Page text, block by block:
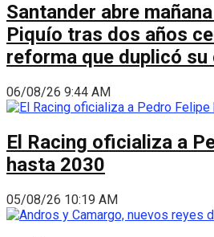
Santander abre
Piquío tras dos años
reforma que duplicó
06/08/26 9:44 AM
El Racing oficializa a
hasta 2030
05/08/26 10:19 AM